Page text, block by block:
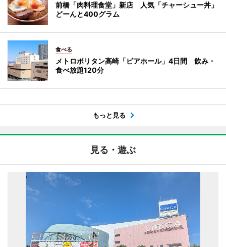
前橋「肉料理食堂」新店 人気「チャーシュー丼」
どーんと400グラム
食べる
メトロポリタン高崎「ビアホール」4日間 飲み・
食べ放題120分
もっと見る
見る・遊ぶ